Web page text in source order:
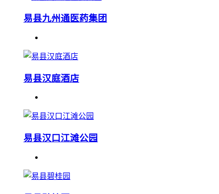
易县九州通医药集团
易县汉庭酒店
易县汉口江滩公园